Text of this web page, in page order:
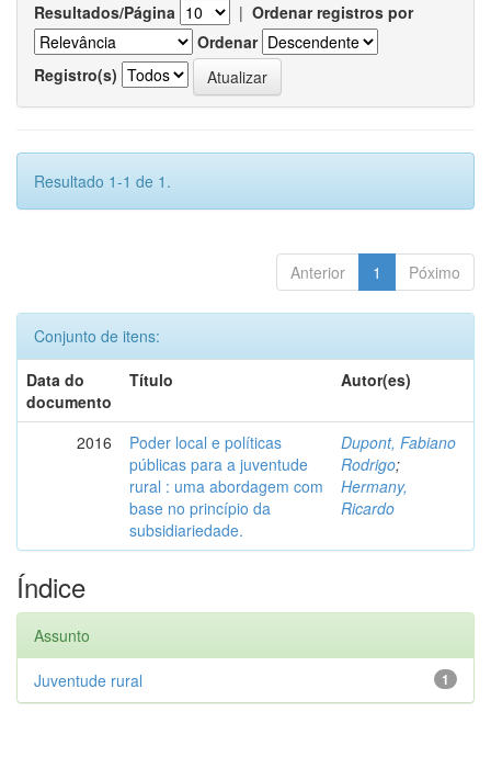
Resultados/Página | Ordenar registros por
Ordenar
Registro(s)
Resultado 1-1 de 1.
Anterior 1 Póximo
Conjunto de itens:
Data do
documento
Título Autor(es)
2016
Poder local e políticas
públicas para a juventude
rural : uma abordagem com
base no princípio da
subsidiariedade.
Dupont, Fabiano
Rodrigo;
Hermany,
Ricardo
Índice
Assunto
1
Juventude rural